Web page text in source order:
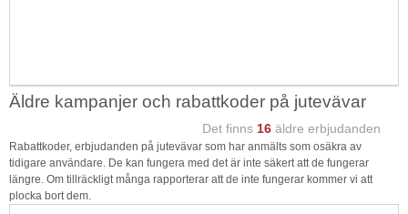
Äldre kampanjer och rabattkoder på jutevävar
Det finns 16 äldre erbjudanden
Rabattkoder, erbjudanden på jutevävar som har anmälts som osäkra av
tidigare användare. De kan fungera med det är inte säkert att de fungerar
längre. Om tillräckligt många rapporterar att de inte fungerar kommer vi att
plocka bort dem.